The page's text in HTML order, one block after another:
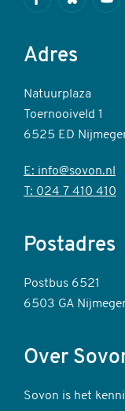
FacebookBluesky
Adres
Natuurplaza
Toernooiveld 1
6525 ED
E: info@sovon.nl
T: 024 7 410 410
Postadres
Postbus 6521
6503 GA
Over
Sovon is het